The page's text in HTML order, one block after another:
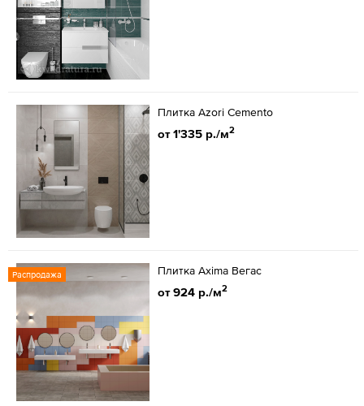
Плитка Azori Cemento
от 1'335 р./м2
Распродажа Плитка Axima Вегас
от 924 р./м2